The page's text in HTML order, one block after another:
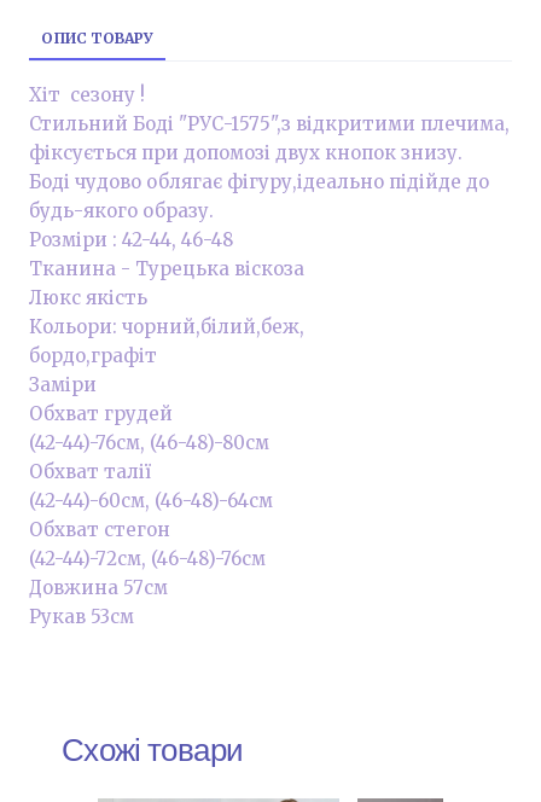
ОПИС ТОВАРУ
Хіт сезону !
Стильний Боді "РУС-1575",з відкритими плечима,
фіксується при допомозі двух кнопок знизу.
Боді чудово облягає фігуру,ідеально підійде до
будь-якого образу.
Розміри : 42-44, 46-48
Тканина - Турецька віскоза
Люкс якість
Кольори: чорний,білий,беж,
бордо,графіт
Заміри
Обхват грудей
(42-44)-76см, (46-48)-80см
Обхват талії
(42-44)-60см, (46-48)-64см
Обхват стегон
(42-44)-72см, (46-48)-76см
Довжина 57см
Рукав 53см
Схожі товари